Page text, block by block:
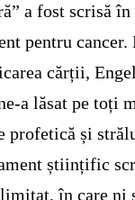
a fost scrisă
pentru
cărții,
a lăsat pe toți
profetică și
științific
în care ni